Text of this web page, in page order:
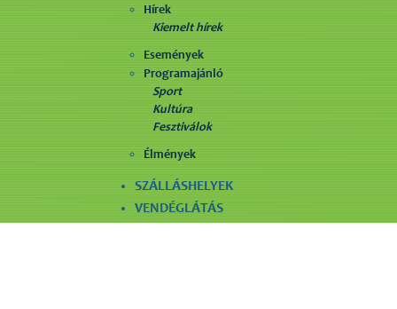
Hírek
Kiemelt hírek
Események
Programajánló
Sport
Kultúra
Fesztiválok
Élmények
SZÁLLÁSHELYEK
VENDÉGLÁTÁS